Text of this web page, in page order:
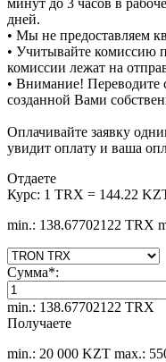
минут до 3 часов в
дней.
• Мы не предоставляем
• Учитывайте комиссию
комиссии лежат на
• Внимание! Переводите
созданной Вами
Оплачивайте заявку
увидит оплату и ваша
Отдаете
Курс: 1 TRX = 144.22
min.: 138.67702122 TRX
Сумма*:
min.: 138.67702122 TRX
Получаете
min.: 20 000 KZT max.: